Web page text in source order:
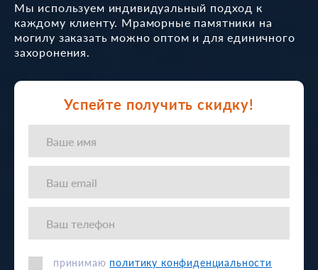
Мы используем индивидуальный подход к
каждому клиенту. Мраморные памятники на
могилу заказать можно оптом и для единичного
захоронения.
Успейте получить скидку!
принимаю политику конфиденциальности